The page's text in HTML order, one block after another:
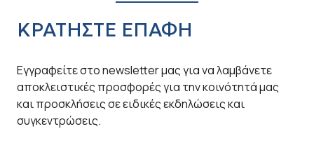
ΚΡΑΤΗΣΤΕ ΕΠΑΦΗ
Εγγραφείτε στο newsletter μας για να λαμβάνετε
αποκλειστικές προσφορές για την κοινότητά μας
και προσκλήσεις σε ειδικές εκδηλώσεις και
συγκεντρώσεις.